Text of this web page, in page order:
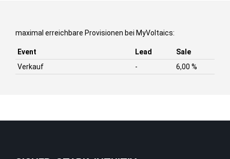
maximal erreichbare Provisionen bei MyVoltaics:
Event Lead
Sale
Verkauf
- 6,00 %